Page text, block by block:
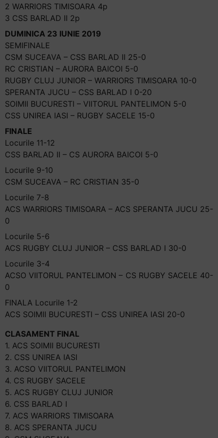
2 WARRIORS TIMISOARA 4p
3 CSS BARLAD II 2p
DUMINICA 23 IUNIE 2019
SEMIFINALE
CSM SUCEAVA – CSS BARLAD II 25-0
RC CRISTIAN – AURORA BAICOI 5-0
RUGBY CLUJ JUNIOR – WARRIORS TIMISOARA 10-0
SPERANTA JUCU – CSS BARLAD I 0-20
SOIMII BUCURESTI – VIITORUL PANTELIMON 5-0
CSS UNIREA IASI – RUGBY SACELE 15-0
FINALE
Locurile 11-12
CSS BARLAD II – CS AURORA BAICOI 5-0
Locurile 9-10
CSM SUCEAVA – RC CRISTIAN 35-0
Locurile 7-8
ACS WARRIORS TIMISOARA – ACS SPERANTA JUCU 25-
0
Locurile 5-6
ACS RUGBY CLUJ JUNIOR – CSS BARLAD I 30-0
Locurile 3-4
ACSO VIITORUL PANTELIMON – CS RUGBY SACELE 40-
0
FINALA Locurile 1-2
ACS SOIMII BUCURESTI – CSS UNIREA IASI 20-0
CLASAMENT FINAL
1. ACS SOIMII BUCURESTI
2. CSS UNIREA IASI
3. ACSO VIITORUL PANTELIMON
4. CS RUGBY SACELE
5. ACS RUGBY CLUJ JUNIOR
6. CSS BARLAD I
7. ACS WARRIORS TIMISOARA
8. ACS SPERANTA JUCU